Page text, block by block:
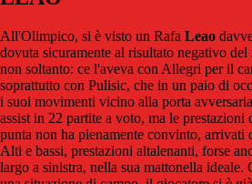
All'Olimpico, si è visto un Rafa Leao
dovuta sicuramente al risultato negativo
non soltanto: ce l'aveva con Allegri per il
soprattutto con Pulisic, che in un paio di
i suoi movimenti vicino alla porta
assist in 22 partite a voto, ma le prestazioni
punta non ha pienamente convinto, arrivati
Alti e bassi, prestazioni altalenanti, forse
largo a sinistra, nella sua mattonella